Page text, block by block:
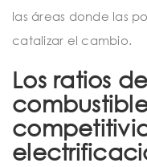
las áreas donde las
catalizar el cambio.
Los ratios